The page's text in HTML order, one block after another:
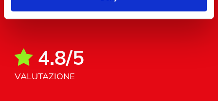
"Il mondo a due passi"
4.8/5
VALUTAZIONE